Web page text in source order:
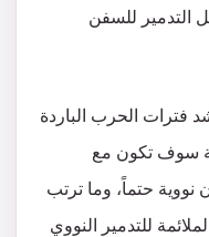
التدمير للسفن
فترات الحرب الباردة
سوف تكون مع
نووية حتماً، وما ترتب
للتدمير النووي